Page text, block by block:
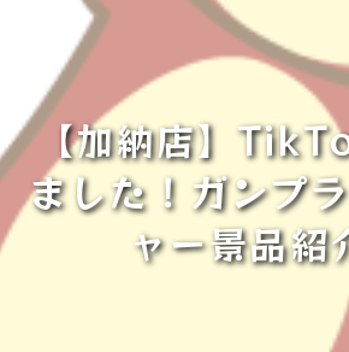
【加納店】
ました！ガンプ
ャー景品紹